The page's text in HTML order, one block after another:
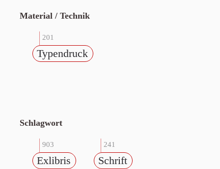
Material / Technik
201
Typendruck
Schlagwort
903
Exlibris
241
Schrift